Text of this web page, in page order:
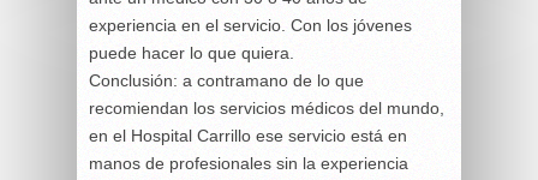
experiencia en el servicio. Con los jóvenes
puede hacer lo que quiera.
Conclusión: a contramano de lo que
recomiendan los servicios médicos del mundo,
en el Hospital Carrillo ese servicio está en
manos de profesionales sin la experiencia